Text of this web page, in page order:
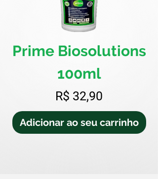
Prime Biosolutions
100ml
Preço
R$ 32,90
Adicionar ao seu carrinho